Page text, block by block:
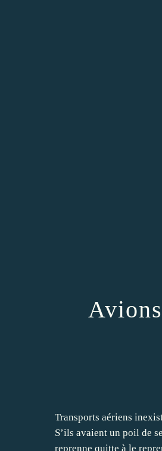
Transports aériens
S’ils avaient un poil de
reprenne quitte à le